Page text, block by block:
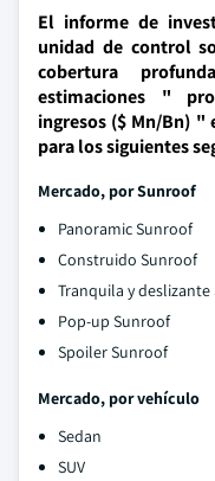
El informe de
unidad de control
cobertura
estimaciones "
ingresos ($ Mn/Bn) "
para los siguientes
Mercado, por Sunroof
Panoramic Sunroof
Construido Sunroof
Tranquila y
Pop-up Sunroof
Spoiler Sunroof
Mercado, por vehículo
Sedan
SUV